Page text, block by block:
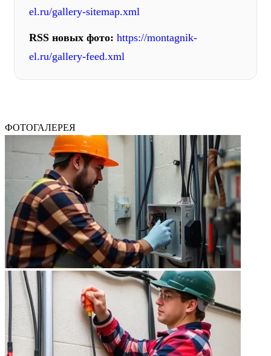
el.ru/gallery-sitemap.xml
RSS новых фото: https://montagnik-
el.ru/gallery-feed.xml
ФОТОГАЛЕРЕЯ